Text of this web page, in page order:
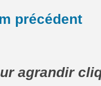
précédent
agrandir